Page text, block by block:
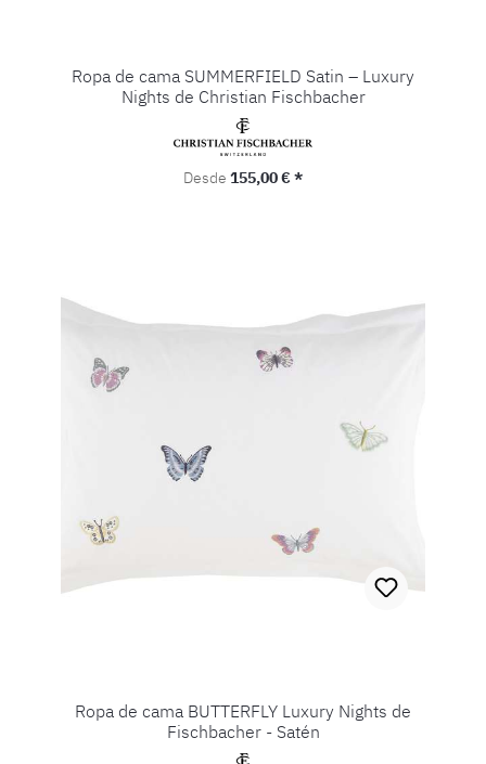
Ropa de cama SUMMERFIELD Satin – Luxury
Nights de Christian Fischbacher
Precio normal:
Desde 155,00 € *
Ropa de cama BUTTERFLY Luxury Nights de
Fischbacher - Satén